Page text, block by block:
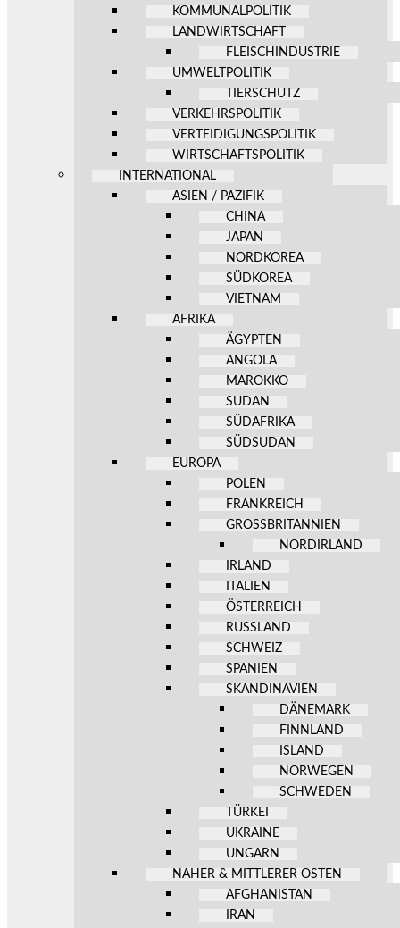
KOMMUNALPOLITIK
LANDWIRTSCHAFT
FLEISCHINDUSTRIE
UMWELTPOLITIK
TIERSCHUTZ
VERKEHRSPOLITIK
VERTEIDIGUNGSPOLITIK
WIRTSCHAFTSPOLITIK
INTERNATIONAL
ASIEN / PAZIFIK
CHINA
JAPAN
NORDKOREA
SÜDKOREA
VIETNAM
AFRIKA
ÄGYPTEN
ANGOLA
MAROKKO
SUDAN
SÜDAFRIKA
SÜDSUDAN
EUROPA
POLEN
FRANKREICH
GROSSBRITANNIEN
NORDIRLAND
IRLAND
ITALIEN
ÖSTERREICH
RUSSLAND
SCHWEIZ
SPANIEN
SKANDINAVIEN
DÄNEMARK
FINNLAND
ISLAND
NORWEGEN
SCHWEDEN
TÜRKEI
UKRAINE
UNGARN
NAHER & MITTLERER OSTEN
AFGHANISTAN
IRAN